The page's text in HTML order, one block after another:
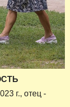
г., отец -